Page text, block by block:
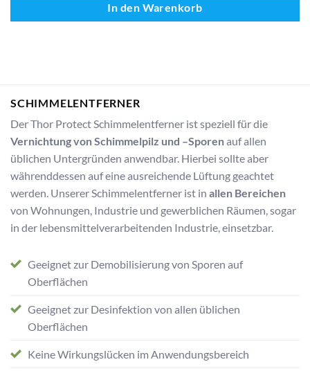
In den Warenkorb
SCHIMMELENTFERNER
Der Thor Protect Schimmelentferner ist speziell für die
Vernichtung von Schimmelpilz und –Sporenauf allen
üblichen Untergründen anwendbar. Hierbei sollte aber
währenddessen auf eine ausreichende Lüftung geachtet
werden. Unserer Schimmelentferner ist in allen Bereichen
von Wohnungen, Industrie und gewerblichen Räumen, sogar
in der lebensmittelverarbeitenden Industrie, einsetzbar.
Geeignet zur Demobilisierung von Sporen auf
Oberflächen
Geeignet zur Desinfektion von allen üblichen
Oberflächen
Keine Wirkungslücken im Anwendungsbereich